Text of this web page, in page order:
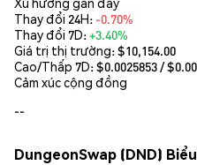
Thay đổi 24H: -0.70%
Thay đổi 7D:+3.40%
Giá trị thị trường:$10,154.00
Cao/Thấp 7D: $0.0025853/ $
Cảm xúc cộng đồng
--
DungeonSwap (DND)